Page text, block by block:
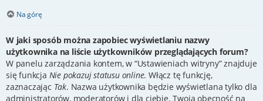
Na górę
W jaki sposób można zapobiec wyświetlaniu nazwy
użytkownika na liście użytkowników przeglądających forum?
W panelu zarządzania kontem, w “Ustawieniach witryny” znajduje
się funkcja Nie pokazuj statusu online. Włącz tę funkcję,
zaznaczając Tak. Nazwa użytkownika będzie wyświetlana tylko dla
administratorów, moderatorów i dla ciebie. Twoja obecność na